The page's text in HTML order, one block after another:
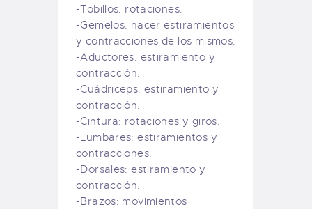
-Tobillos: rotaciones.
-Gemelos: hacer estiramientos
y contracciones de los mismos.
-Aductores: estiramiento y
contracción.
-Cuádriceps: estiramiento y
contracción.
-Cintura: rotaciones y giros.
-Lumbares: estiramientos y
contracciones.
-Dorsales: estiramiento y
contracción.
-Brazos: movimientos